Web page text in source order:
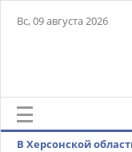
Вс, 09 августа 2026
В Херсонской